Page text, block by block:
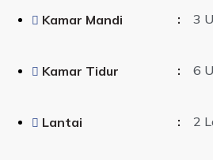
Kamar Mandi : 3
Kamar Tidur : 6
Lantai : 2